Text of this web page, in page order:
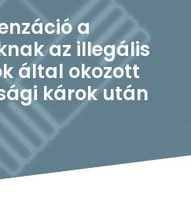
a
az illegális
által okozott
károk után